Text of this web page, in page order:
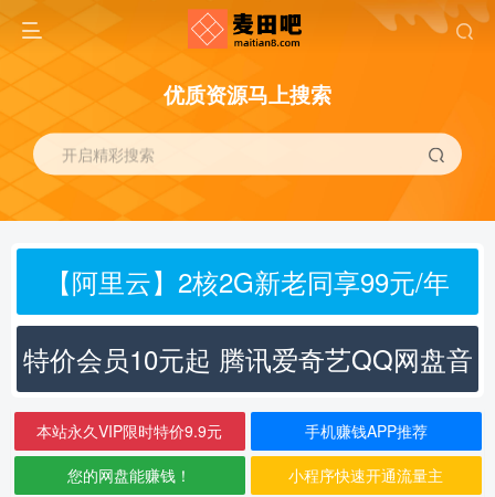
优质资源马上搜索
开启精彩搜索
【阿里云】2核2G新老同享99元/年
特价会员10元起 腾讯爱奇艺QQ网盘音
乐
本站永久VIP限时特价9.9元 手机赚钱APP推荐
您的网盘能赚钱！ 小程序快速开通流量主